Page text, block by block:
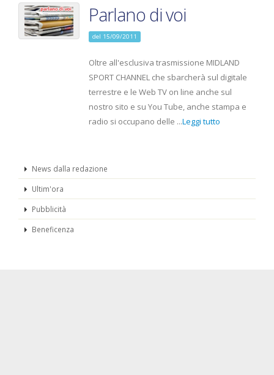
Parlano di voi
del 15/09/2011
Oltre all'esclusiva trasmissione MIDLAND
SPORT CHANNEL che sbarcherà sul digitale
terrestre e le Web TV on line anche sul
nostro sito e su You Tube, anche stampa e
radio si occupano delle ...Leggi tutto
News dalla redazione
Ultim'ora
Pubblicità
Beneficenza